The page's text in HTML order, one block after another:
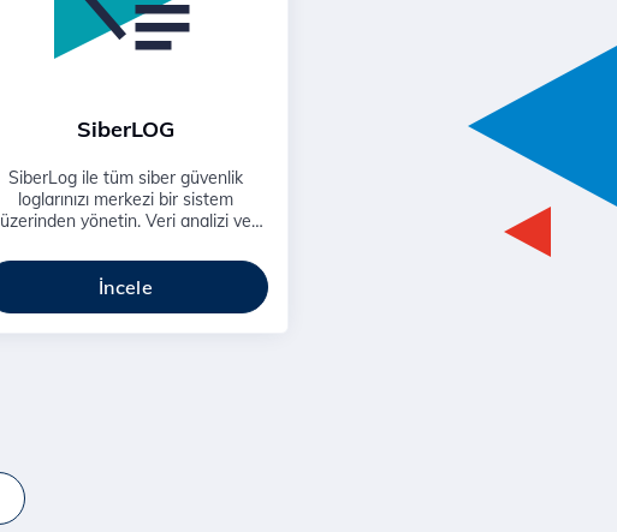
SiberLOG
SiberLog ile tüm siber güvenlik
loglarınızı merkezi bir sistem
üzerinden yönetin. Veri analizi ve
İncele